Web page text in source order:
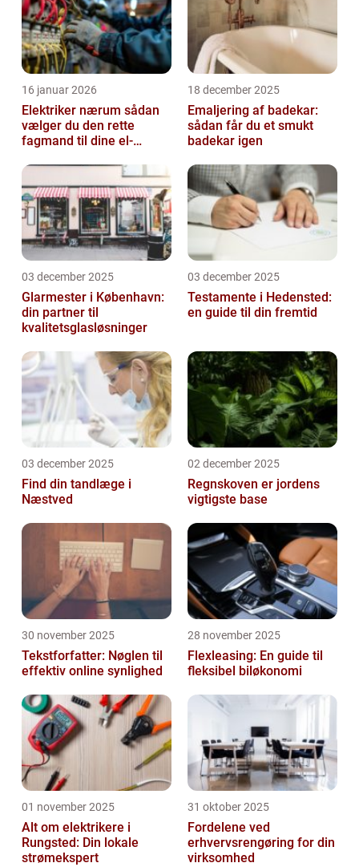
16 januar 2026
Elektriker nærum sådan
vælger du den rette
fagmand til dine el-
18 december 2025
Emaljering af badekar:
sådan får du et smukt
badekar igen
03 december 2025
Glarmester i København:
din partner til
kvalitetsglasløsninger
03 december 2025
Testamente i Hedensted:
en guide til din fremtid
03 december 2025
Find din tandlæge i
Næstved
02 december 2025
Regnskoven er jordens
vigtigste base
30 november 2025
Tekstforfatter: Nøglen til
effektiv online synlighed
28 november 2025
Flexleasing: En guide til
fleksibel biløkonomi
01 november 2025
Alt om elektrikere i
Rungsted: Din lokale
strømekspert
31 oktober 2025
Fordelene ved
erhvervsrengøring for din
virksomhed